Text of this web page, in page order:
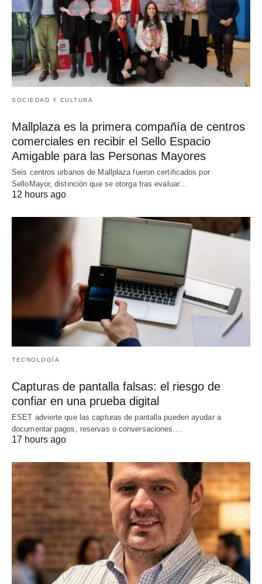
SOCIEDAD Y CULTURA
Mallplaza es la primera compañía de centros
comerciales en recibir el Sello Espacio
Amigable para las Personas Mayores
Seis centros urbanos de Mallplaza fueron certificados por
SelloMayor, distinción que se otorga tras evaluar…
12 hours ago
TECNOLOGÍA
Capturas de pantalla falsas: el riesgo de
confiar en una prueba digital
ESET advierte que las capturas de pantalla pueden ayudar a
documentar pagos, reservas o conversaciones.…
17 hours ago